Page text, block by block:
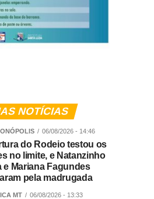
NOTÍCIAS
06/08/2026 - 14:46
do Rodeio testou os
no limite, e Natanzinho
e Mariana Fagundes
pela madrugada
MT 06/08/2026 - 13:33